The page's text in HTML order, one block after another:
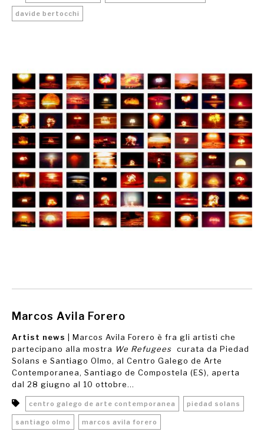
davide bertocchi
Marcos Avila Forero
Artist news
| Marcos Avila Forero è fra gli artisti che
partecipano alla mostra We Refugees curata da Piedad
Solans e Santiago Olmo, al Centro Galego de Arte
Contemporanea, Santiago de Compostela (ES), aperta
dal 28 giugno al 10 ottobre...
centro galego de arte contemporanea piedad solans
santiago olmo marcos avila forero